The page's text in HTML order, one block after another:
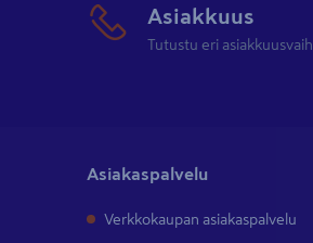
Asiakkuus
Tutustu eri
Asiakaspalvelu
Verkkokaupan asiakaspalvelu